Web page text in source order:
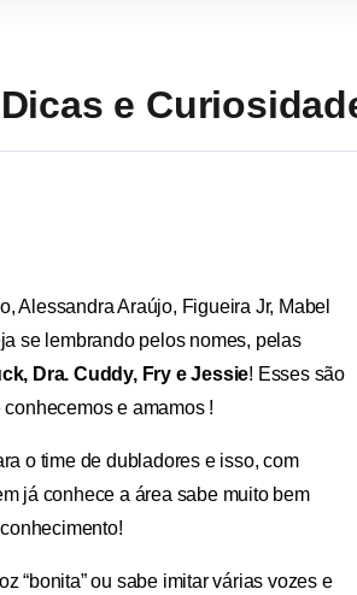
e
Alessandra Araújo, Figueira Jr, Mabel
se lembrando pelos nomes, pelas
Dra. Cuddy, Fry e Jessie! Esses são
e amamos !
o time de dubladores e isso, com
já conhece a área sabe muito bem
“bonita” ou sabe imitar várias vozes e